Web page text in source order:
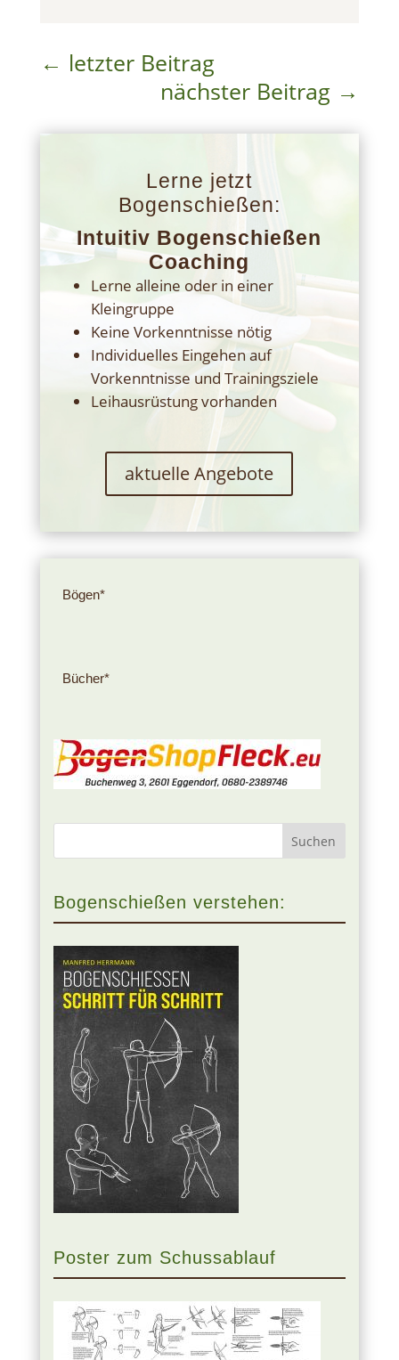
← letzter Beitrag
nächster Beitrag →
Lerne jetzt
Bogenschießen:
Intuitiv Bogenschießen
Coaching
Lerne alleine oder in einer
Kleingruppe
Keine Vorkenntnisse nötig
Individuelles Eingehen auf
Vorkenntnisse und Trainingsziele
Leihausrüstung vorhanden
aktuelle Angebote
Bögen*
Bücher*
Bogenschießen verstehen:
Poster zum Schussablauf